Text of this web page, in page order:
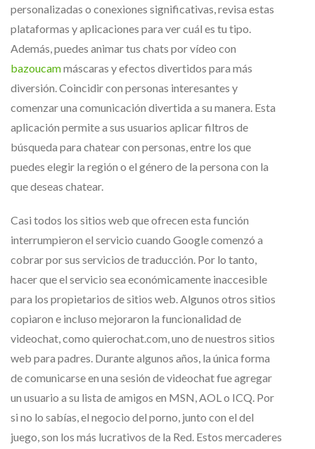
personalizadas o conexiones significativas, revisa estas
plataformas y aplicaciones para ver cuál es tu tipo.
Además, puedes animar tus chats por vídeo con
bazoucammáscaras y efectos divertidos para más
diversión. Coincidir con personas interesantes y
comenzar una comunicación divertida a su manera. Esta
aplicación permite a sus usuarios aplicar filtros de
búsqueda para chatear con personas, entre los que
puedes elegir la región o el género de la persona con la
que deseas chatear.
Casi todos los sitios web que ofrecen esta función
interrumpieron el servicio cuando Google comenzó a
cobrar por sus servicios de traducción. Por lo tanto,
hacer que el servicio sea económicamente inaccesible
para los propietarios de sitios web. Algunos otros sitios
copiaron e incluso mejoraron la funcionalidad de
videochat, como quierochat.com, uno de nuestros sitios
web para padres. Durante algunos años, la única forma
de comunicarse en una sesión de videochat fue agregar
un usuario a su lista de amigos en MSN, AOL o ICQ. Por
si no lo sabías, el negocio del porno, junto con el del
juego, son los más lucrativos de la Red. Estos mercaderes